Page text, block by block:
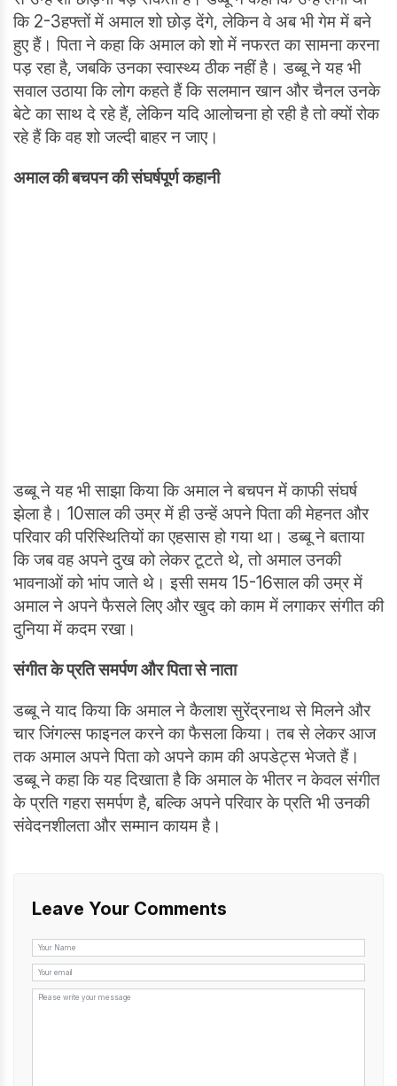
कि 2-3हफ्तों में अमाल शो छोड़ देंगे, लेकिन वे अब भी गेम में बने
हुए हैं। पिता ने कहा कि अमाल को शो में नफरत का सामना करना
पड़ रहा है, जबकि उनका स्वास्थ्य ठीक नहीं है। डब्बू ने यह भी
सवाल उठाया कि लोग कहते हैं कि सलमान खान और चैनल उनके
बेटे का साथ दे रहे हैं, लेकिन यदि आलोचना हो रही है तो क्यों रोक
रहे हैं कि वह शो जल्दी बाहर न जाए।
अमाल की बचपन की संघर्षपूर्ण कहानी
डब्बू ने यह भी साझा किया कि अमाल ने बचपन में काफी संघर्ष
झेला है। 10साल की उम्र में ही उन्हें अपने पिता की मेहनत और
परिवार की परिस्थितियों का एहसास हो गया था। डब्बू ने बताया
कि जब वह अपने दुख को लेकर टूटते थे, तो अमाल उनकी
भावनाओं को भांप जाते थे। इसी समय 15-16साल की उम्र में
अमाल ने अपने फैसले लिए और खुद को काम में लगाकर संगीत की
दुनिया में कदम रखा।
संगीत के प्रति समर्पण और पिता से नाता
डब्बू ने याद किया कि अमाल ने कैलाश सुरेंद्रनाथ से मिलने और
चार जिंगल्स फाइनल करने का फैसला किया। तब से लेकर आज
तक अमाल अपने पिता को अपने काम की अपडेट्स भेजते हैं।
डब्बू ने कहा कि यह दिखाता है कि अमाल के भीतर न केवल संगीत
के प्रति गहरा समर्पण है, बल्कि अपने परिवार के प्रति भी उनकी
संवेदनशीलता और सम्मान कायम है।
Leave Your Comments